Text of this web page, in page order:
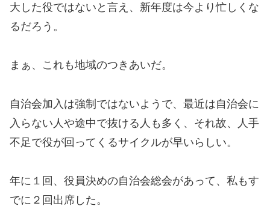
大した役ではないと言え、新年度は今より忙しくな
るだろう。
まぁ、これも地域のつきあいだ。
自治会加入は強制ではないようで、最近は自治会に
入らない人や途中で抜ける人も多く、それ故、
人手
不足で役が回ってくるサイクルが早いらしい。
年に１回、役員決めの自治会総会があって、私もす
でに２回出席した。